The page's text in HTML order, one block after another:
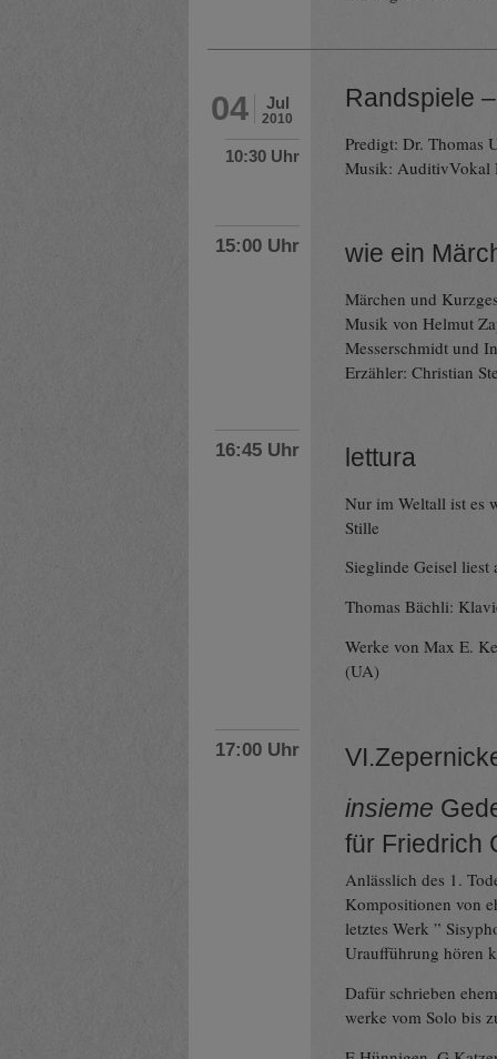
Jul
2010
04
10:30 Uhr
Randspiele
Predigt: Dr. Thomas
Musik: AuditivVokal
15:00 Uhr wie ein
Märchen und
Musik von Helmut
Messerschmidt und
Erzähler: Christian
16:45 Uhr lettura
Nur im Weltall ist es
Stille
Sieglinde Geisel
Thomas Bächli:
Werke von Max E.
(UA)
17:00 Uhr
insieme
für Friedrich
Anlässlich des 1.
Kompositionen von
letztes Werk ”
Uraufführung hören
Dafür schrieben
werke vom Solo bis